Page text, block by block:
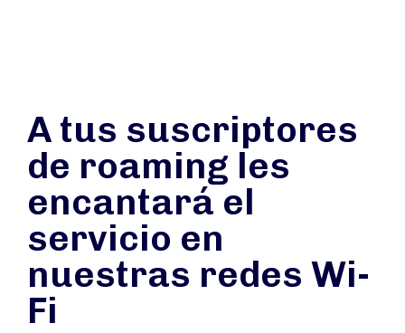
A tus suscriptores
de roaming les
encantará el
servicio en
nuestras redes Wi-
Fi